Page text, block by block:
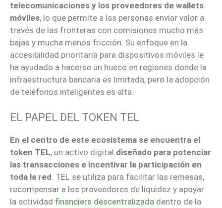
telecomunicaciones y los proveedores de wallets
móviles, lo que permite a las personas enviar valor a
través de las fronteras con comisiones mucho más
bajas y mucha menos fricción. Su enfoque en la
accesibilidad prioritaria para dispositivos móviles le
ha ayudado a hacerse un hueco en regiones donde la
infraestructura bancaria es limitada, pero la adopción
de teléfonos inteligentes es alta.
EL PAPEL DEL TOKEN TEL
En el centro de este ecosistema se encuentra el
token TEL, un activo digital diseñado para potenciar
las transacciones e incentivar la participación en
toda la red . TEL se utiliza para facilitar las remesas,
recompensar a los proveedores de liquidez y apoyar
la actividad financiera descentralizada dentro de la